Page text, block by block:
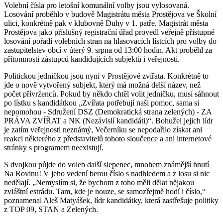
Volební čísla pro letošní komunální volby jsou vylosovaná.
Losování proběhlo v budově Magistrátu města Prostějova ve Školní
ulici, konkrétně pak v klubovně Duhy v 1. patře. Magistrát města
Prostějova jako příslušný registrační úřad provedl veřejně přístupné
losování pořadí volebních stran na hlasovacích lístcích pro volby do
zastupitelstev obcí v úterý 9. srpna od 13:00 hodin. Akt proběhl za
přítomnosti zástupců kandidujících subjektů i veřejnosti.
Politickou jedničkou jsou nyní v Prostějově zvířata. Konkrétně to
jde o nově vytvořený subjekt, který má možná delší název, než
počet přívrženců. Pokud by někdo chtěl volit jedničku, musí sáhnout
po lístku s kandidátkou „Zvířata potřebují naši pomoc, sama si
nepomohou - Sdružení DSZ (Demokratická strana zelených) - ZA
PRÁVA ZVÍŘAT a NK (Nezávislí kandidáti)“. Bohužel jejich lídr
je zatím veřejnosti neznámý, Večerníku se nepodařilo získat ani
reakci některého z představitelů tohoto sloučence a ani internetové
stránky s programem neexistují.
S dvojkou půjde do voleb další slepenec, mnohem známější hnutí
Na Rovinu! V jeho vedení berou číslo s nadhledem a z losu si nic
nedělají. „Nemyslím si, že bychom z toho měli dělat nějakou
zvláštní estrádu. Tam, kde je nouze, se samozřejmě hodí i číslo,“
poznamenal Aleš Matyášek, lídr kandidátky, která zastřešuje politiky
z TOP 09, STAN a Zelených.